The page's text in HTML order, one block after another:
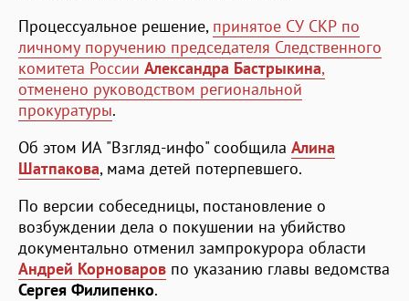
Процессуальное решение, принятое СУ СКР по
личному поручению председателя Следственного
комитета России Александра Бастрыкина,
отменено руководством региональной
прокуратуры.
Об этом ИА "Взгляд-инфо" сообщила Алина
Шатпакова, мама детей потерпевшего.
По версии собеседницы, постановление о
возбуждении дела о покушении на убийство
документально отменил зампрокурора области
Андрей Корноваров по указанию главы ведомства
Сергея Филипенко.